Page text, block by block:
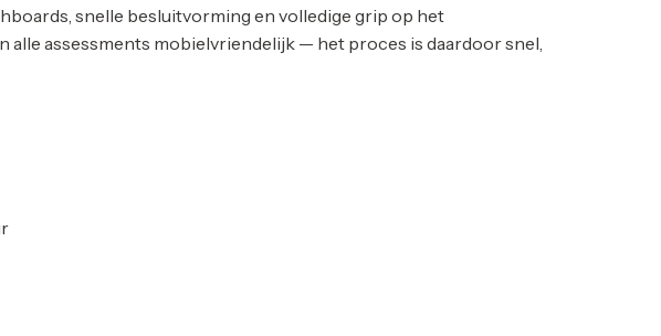
snelle besluitvorming en volledige grip op het
assessments mobielvriendelijk — het proces is daardoor snel,